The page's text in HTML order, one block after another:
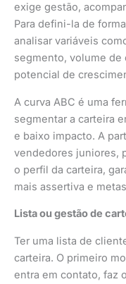
exige gestão,
Para defini-la de
analisar variáveis
segmento, volume de
potencial de
A curva ABC é uma
segmentar a carteira
e baixo impacto. A
vendedores juniores,
o perfil da carteira,
mais assertiva e
Lista ou gestão de
Ter uma lista de
carteira. O primeiro
entra em contato, faz